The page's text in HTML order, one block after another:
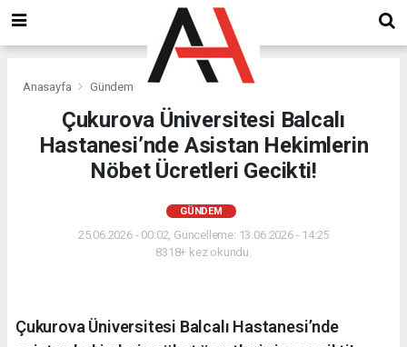
Anasayfa Gündem
Çukurova Üniversitesi Balcalı
Hastanesi’nde Asistan Hekimlerin
Nöbet Ücretleri Gecikti!
GÜNDEM
25.06.2026 - 00:02, Güncelleme: 13.06.2026 - 14:25
8318+ kez okundu.
Çukurova Üniversitesi Balcalı Hastanesi’nde